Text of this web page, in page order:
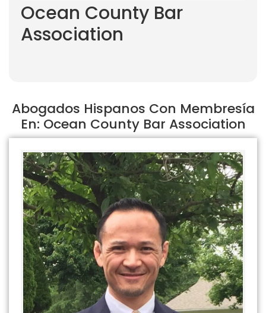
Ocean County Bar
Association
Abogados Hispanos Con Membresía
En: Ocean County Bar Association